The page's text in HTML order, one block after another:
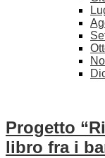
Progetto
libro fra i